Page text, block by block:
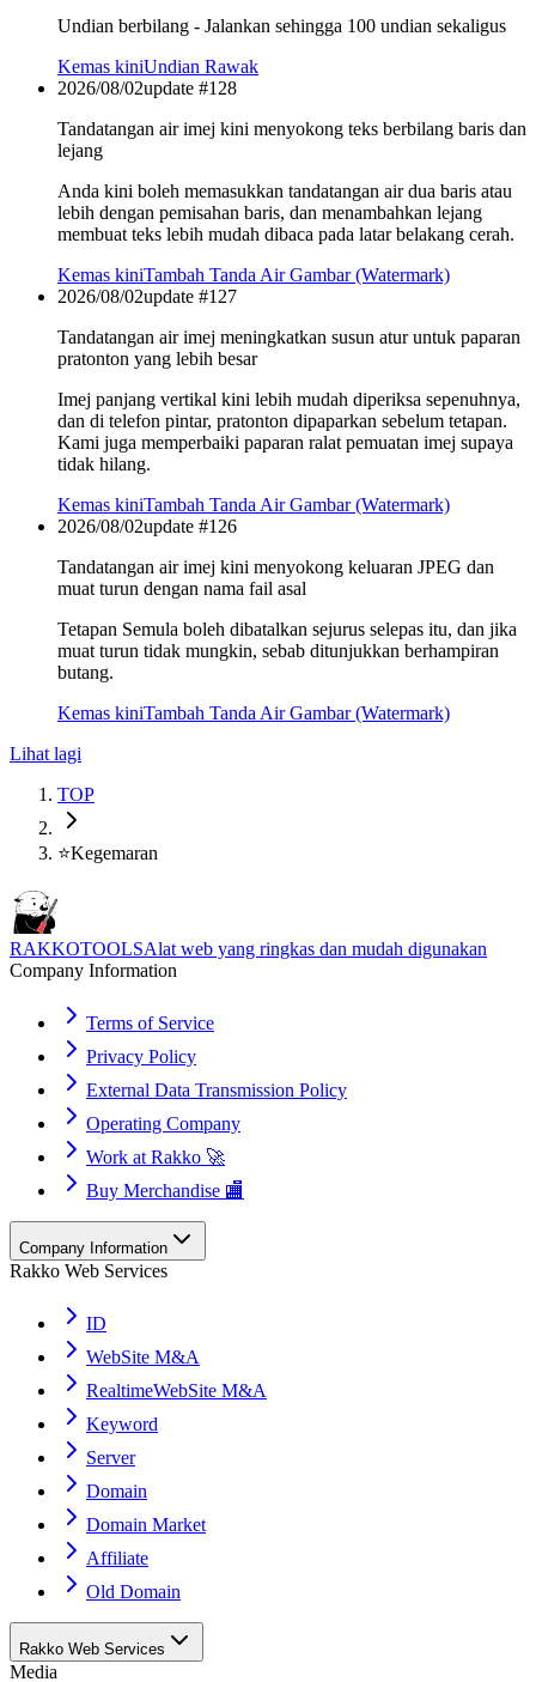
Undian berbilang - Jalankan sehingga 100 undian sekaligus
Kemas kiniUndian Rawak
2026/08/02update #128
Tandatangan air imej kini menyokong teks berbilang baris dan
lejang
Anda kini boleh memasukkan tandatangan air dua baris atau
lebih dengan pemisahan baris, dan menambahkan lejang
membuat teks lebih mudah dibaca pada latar belakang cerah.
Kemas kiniTambah Tanda Air Gambar (Watermark)
2026/08/02update #127
Tandatangan air imej meningkatkan susun atur untuk paparan
pratonton yang lebih besar
Imej panjang vertikal kini lebih mudah diperiksa sepenuhnya,
dan di telefon pintar, pratonton dipaparkan sebelum tetapan.
Kami juga memperbaiki paparan ralat pemuatan imej supaya
tidak hilang.
Kemas kiniTambah Tanda Air Gambar (Watermark)
2026/08/02update #126
Tandatangan air imej kini menyokong keluaran JPEG dan
muat turun dengan nama fail asal
Tetapan Semula boleh dibatalkan sejurus selepas itu, dan jika
muat turun tidak mungkin, sebab ditunjukkan berhampiran
butang.
Kemas kiniTambah Tanda Air Gambar (Watermark)
Lihat lagi
TOP
⭐Kegemaran
RAKKOTOOLSAlat web yang ringkas dan mudah digunakan
Company Information
Terms of Service
Privacy Policy
External Data Transmission Policy
Operating Company
Work at Rakko 🚀
Buy Merchandise 🏬
Company Information
Rakko Web Services
ID
WebSite M&A
RealtimeWebSite M&A
Keyword
Server
Domain
Domain Market
Affiliate
Old Domain
Rakko Web Services
Media